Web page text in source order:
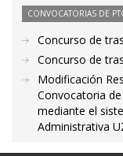
CONVOCATORIAS DE
Concurso de
Concurso de
Modificación
Convocatoria
mediante el
Administrativa